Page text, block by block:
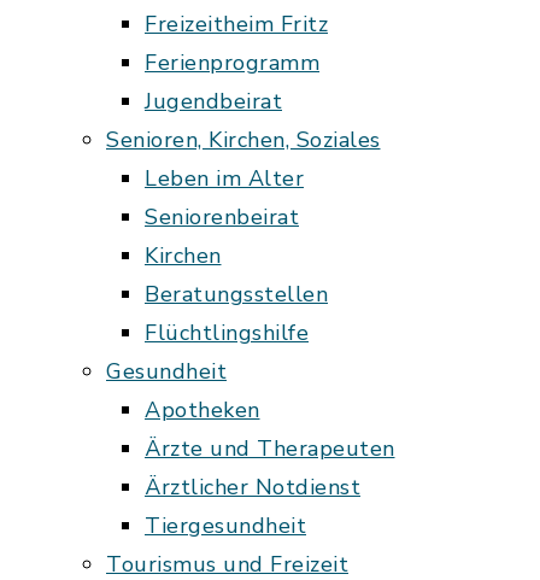
Freizeitheim Fritz
Ferienprogramm
Jugendbeirat
Senioren, Kirchen, Soziales
Leben im Alter
Seniorenbeirat
Kirchen
Beratungsstellen
Flüchtlingshilfe
Gesundheit
Apotheken
Ärzte und Therapeuten
Ärztlicher Notdienst
Tiergesundheit
Tourismus und Freizeit